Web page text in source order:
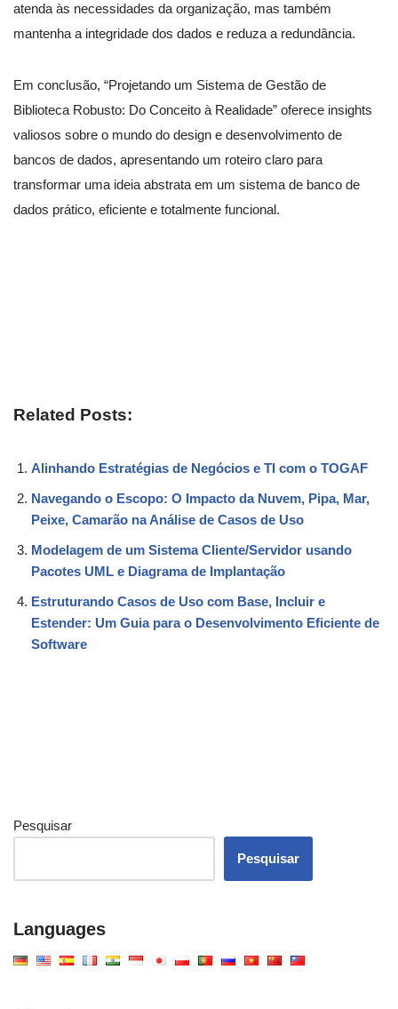
atenda às necessidades da organização, mas também
mantenha a integridade dos dados e reduza a redundância.
Em conclusão, “Projetando um Sistema de Gestão de
Biblioteca Robusto: Do Conceito à Realidade” oferece insights
valiosos sobre o mundo do design e desenvolvimento de
bancos de dados, apresentando um roteiro claro para
transformar uma ideia abstrata em um sistema de banco de
dados prático, eficiente e totalmente funcional.
Related Posts:
Alinhando Estratégias de Negócios e TI com o TOGAF
Navegando o Escopo: O Impacto da Nuvem, Pipa, Mar,
Peixe, Camarão na Análise de Casos de Uso
Modelagem de um Sistema Cliente/Servidor usando
Pacotes UML e Diagrama de Implantação
Estruturando Casos de Uso com Base, Incluir e
Estender: Um Guia para o Desenvolvimento Eficiente de
Software
Pesquisar
Pesquisar
Languages